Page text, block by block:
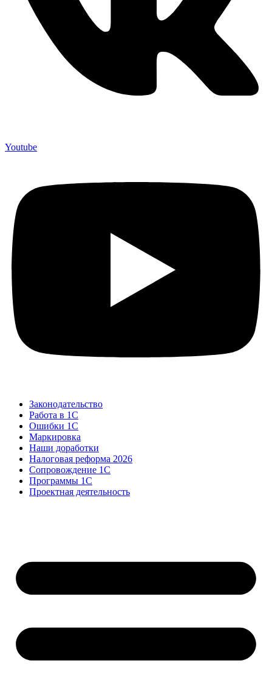
Youtube
Законодательство
Работа в 1С
Ошибки 1С
Маркировка
Наши доработки
Налоговая реформа 2026
Сопровождение 1С
Программы 1С
Проектная деятельность